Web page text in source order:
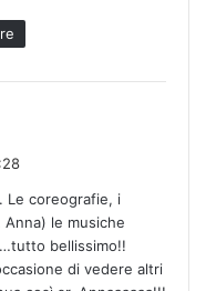
Le coreografie, i
Anna) le musiche
bellissimo!!
di vedere altri